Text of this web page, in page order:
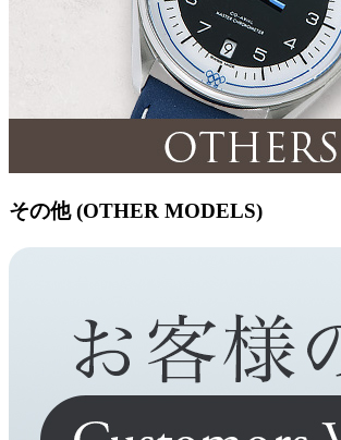
その他 (OTHER MODELS)